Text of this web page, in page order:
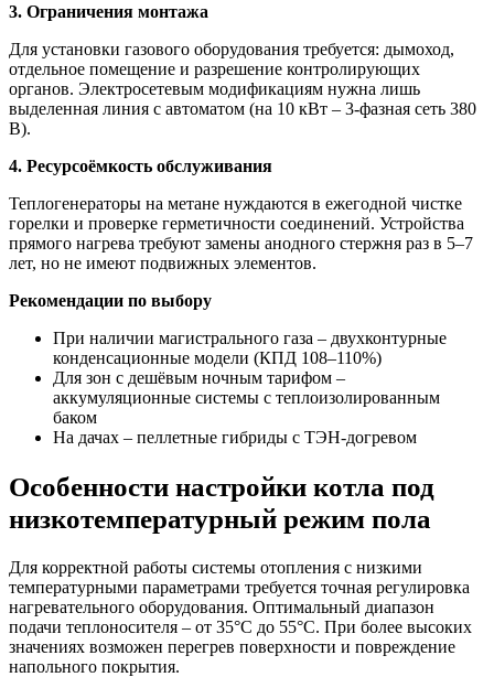
3. Ограничения монтажа
Для установки газового оборудования требуется: дымоход,
отдельное помещение и разрешение контролирующих
органов. Электросетевым модификациям нужна лишь
выделенная линия с автоматом (на 10 кВт – 3-фазная сеть 380
В).
4. Ресурсоёмкость обслуживания
Теплогенераторы на метане нуждаются в ежегодной чистке
горелки и проверке герметичности соединений. Устройства
прямого нагрева требуют замены анодного стержня раз в 5–7
лет, но не имеют подвижных элементов.
Рекомендации по выбору
При наличии магистрального газа – двухконтурные
конденсационные модели (КПД 108–110%)
Для зон с дешёвым ночным тарифом –
аккумуляционные системы с теплоизолированным
баком
На дачах – пеллетные гибриды с ТЭН-догревом
Особенности настройки котла под
низкотемпературный режим пола
Для корректной работы системы отопления с низкими
температурными параметрами требуется точная регулировка
нагревательного оборудования. Оптимальный диапазон
подачи теплоносителя – от 35°C до 55°C. При более высоких
значениях возможен перегрев поверхности и повреждение
напольного покрытия.